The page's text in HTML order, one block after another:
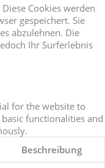
Cookies werden
gespeichert. Sie
abzulehnen. Die
Ihr Surferlebnis
for the website to
functionalities and
Beschreibung